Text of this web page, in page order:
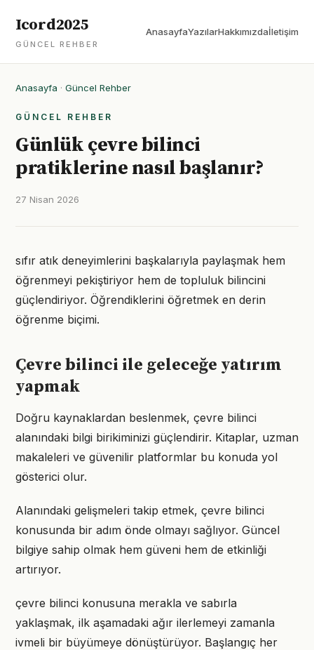
Icord2025
GÜNCEL REHBER
AnasayfaYazılarHakkımızdaİletişim
Anasayfa · Güncel Rehber
GÜNCEL REHBER
Günlük çevre bilinci
pratiklerine nasıl başlanır?
27 Nisan 2026
sıfır atık deneyimlerini başkalarıyla paylaşmak hem
öğrenmeyi pekiştiriyor hem de topluluk bilincini
güçlendiriyor. Öğrendiklerini öğretmek en derin
öğrenme biçimi.
Çevre bilinci ile geleceğe yatırım
yapmak
Doğru kaynaklardan beslenmek, çevre bilinci
alanındaki bilgi birikiminizi güçlendirir. Kitaplar, uzman
makaleleri ve güvenilir platformlar bu konuda yol
gösterici olur.
Alanındaki gelişmeleri takip etmek, çevre bilinci
konusunda bir adım önde olmayı sağlıyor. Güncel
bilgiye sahip olmak hem güveni hem de etkinliği
artırıyor.
çevre bilinci konusuna merakla ve sabırla
yaklaşmak, ilk aşamadaki ağır ilerlemeyi zamanla
ivmeli bir büyümeye dönüştürüyor. Başlangıç her